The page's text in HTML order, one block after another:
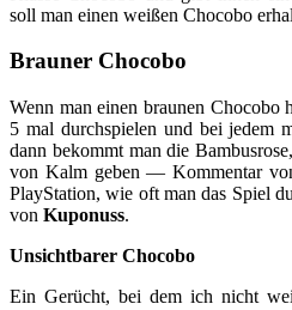
soll man einen weißen Chocobo
Brauner Chocobo
Wenn man einen braunen Chocobo
5 mal durchspielen und bei jedem
dann bekommt man die
von Kalm geben — Kommentar
PlayStation, wie oft man das Spiel
von Kuponuss.
Unsichtbarer Chocobo
Ein Gerücht, bei dem ich nicht